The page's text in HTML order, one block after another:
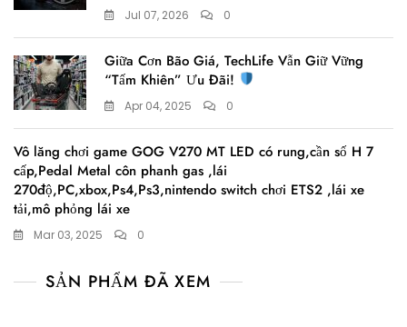
Jul 07, 2026 0
Giữa Cơn Bão Giá, TechLife Vẫn Giữ Vững
“Tấm Khiên” Ưu Đãi!
Apr 04, 2025 0
Vô lăng chơi game GOG V270 MT LED có rung,cần số H 7
cấp,Pedal Metal côn phanh gas ,lái
270độ,PC,xbox,Ps4,Ps3,nintendo switch chơi ETS2 ,lái xe
tải,mô phỏng lái xe
Mar 03, 2025 0
SẢN PHẨM ĐÃ XEM